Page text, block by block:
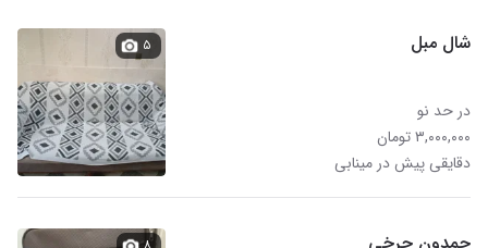
شال مبل
در حد نو
۳,۰۰۰,۰۰۰ تومان
دقایقی پیش در مینابی
۵